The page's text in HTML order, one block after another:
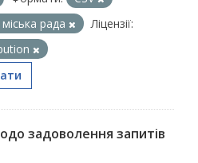
рада
Ліцензії:
задоволення запитів